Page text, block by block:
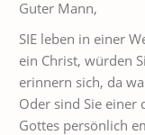
Guter Mann,
SIE leben in einer
ein Christ, würden
erinnern sich, da
Oder sind Sie einer
Gottes persönlich